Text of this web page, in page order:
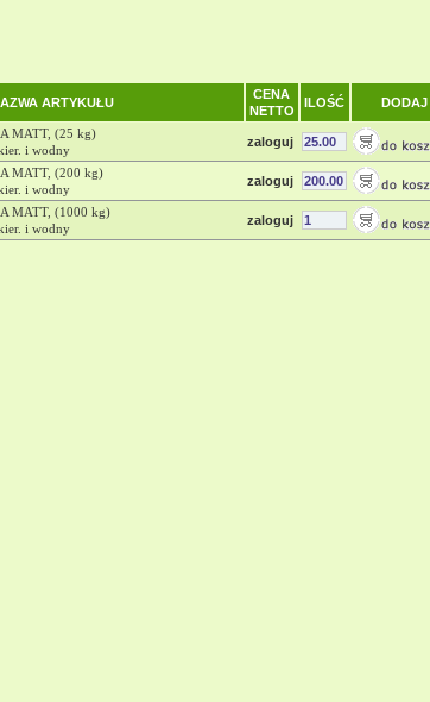
ARTYKUŁU
CENA
NETTO
ILOŚĆ DODAJ
MATT, (25 kg)
i wodny
zaloguj
MATT, (200 kg)
i wodny
zaloguj
MATT, (1000 kg)
i wodny
zaloguj